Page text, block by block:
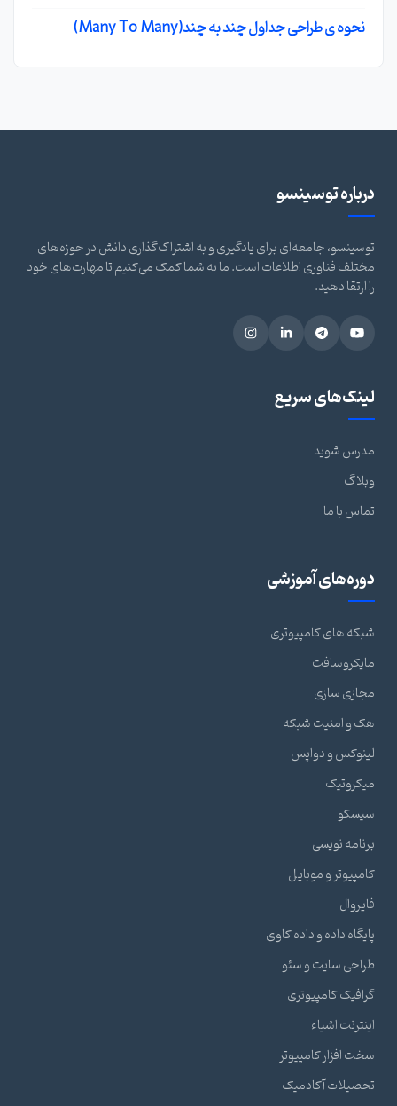
نحوه ی طراحی جداول چند به چند(Many To Many)
درباره توسینسو
توسینسو، جامعه‌ای برای یادگیری و به اشتراک‌گذاری دانش در حوزه‌های
مختلف فناوری اطلاعات است. ما به شما کمک می‌کنیم تا مهارت‌های خود
را ارتقا دهید.
لینک‌های سریع
مدرس شوید
وبلاگ
تماس با ما
دوره‌های آموزشی
شبکه های کامپیوتری
مایکروسافت
مجازی سازی
هک و امنیت شبکه
لینوکس و دواپس
میکروتیک
سیسکو
برنامه نویسی
کامپیوتر و موبایل
فایروال
پایگاه داده و داده کاوی
طراحی سایت و سئو
گرافیک کامپیوتری
اینترنت اشیاء
سخت افزار کامپیوتر
تحصیلات آکادمیک